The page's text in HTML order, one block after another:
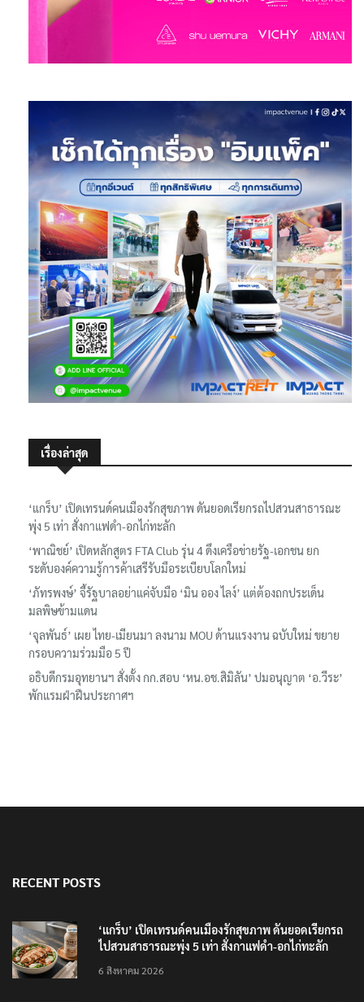
เรื่องล่าสุด
‘แกร็บ’ เปิดเทรนด์คนเมืองรักสุขภาพ ดันยอดเรียกรถไปสวนสาธารณะ
พุ่ง 5 เท่า สั่งกาแฟดำ-อกไก่ทะลัก
‘พาณิชย์’ เปิดหลักสูตร FTA Club รุ่น 4 ดึงเครือข่ายรัฐ-เอกชน ยก
ระดับองค์ความรู้การค้าเสรีรับมือระเบียบโลกใหม่
‘ภัทรพงษ์’ จี้รัฐบาลอย่าแค่จับมือ ‘มิน ออง ไลง์’ แต่ต้องถกประเด็น
มลพิษข้ามแดน
‘จุลพันธ์’ เผย ไทย-เมียนมา ลงนาม MOU ด้านแรงงาน ฉบับใหม่ ขยาย
กรอบความร่วมมือ 5 ปี
อธิบดีกรมอุทยานฯ​ สั่งตั้ง กก.สอบ ‘หน.อช.สิมิลัน’ ปมอนุญาต ‘อ.วีระ’
พักแรมฝ่าฝืนประกาศฯ
RECENT POSTS
‘แกร็บ’ เปิดเทรนด์คนเมืองรักสุขภาพ ดันยอดเรียกรถ
ไปสวนสาธารณะพุ่ง 5 เท่า สั่งกาแฟดำ-อกไก่ทะลัก
6 สิงหาคม 2026